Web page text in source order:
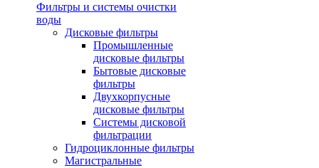
Фильтры и системы очистки
воды
Дисковые фильтры
Промышленные
дисковые фильтры
Бытовые дисковые
фильтры
Двухкорпусные
дисковые фильтры
Системы дисковой
фильтрации
Гидроциклонные фильтры
Магистральные